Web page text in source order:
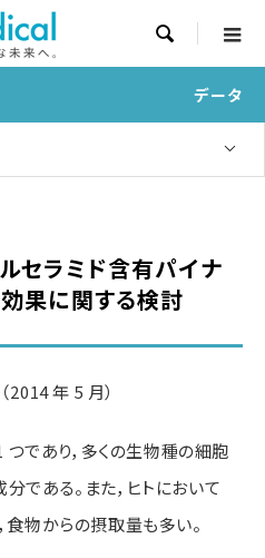

データ
セラミド含有パイナ
果に関する検討
2014 年 5 月）
つであり，多くの生物種の細胞
分である。 また，ヒトにおいて
食物からの摂取量も多い。